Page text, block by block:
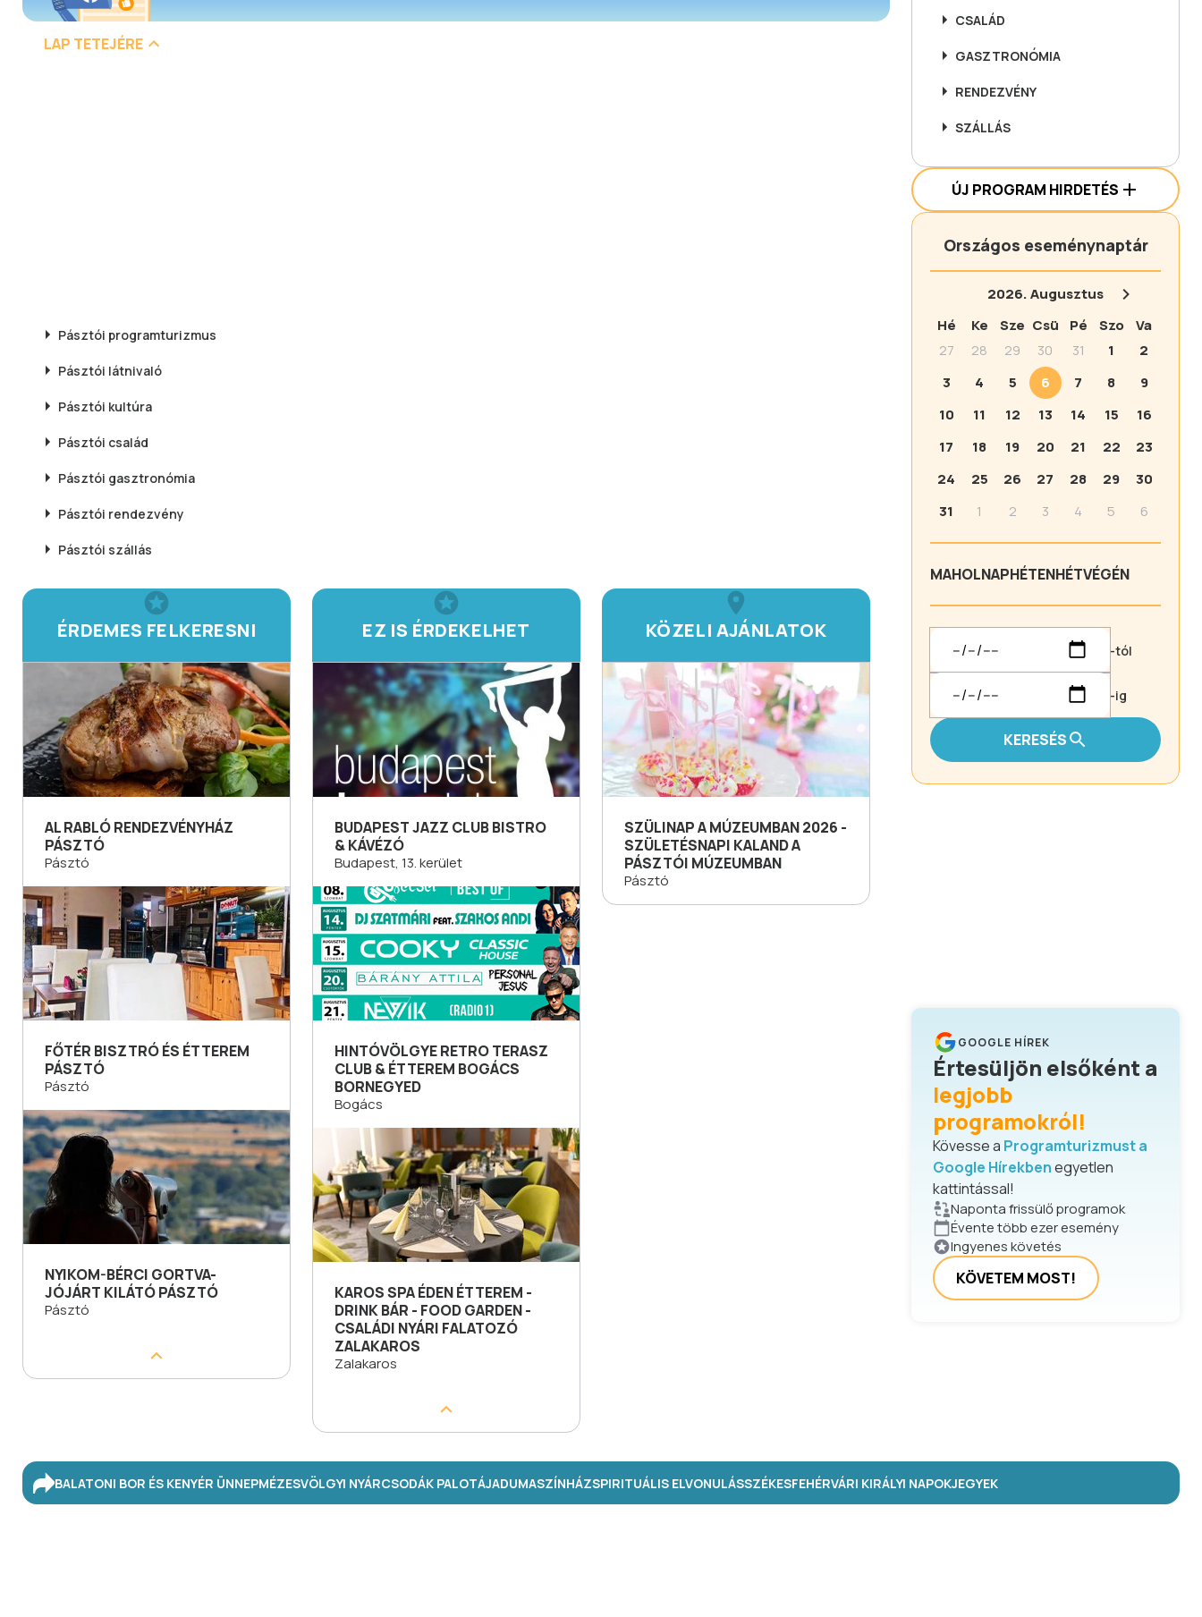
LAP TETEJÉRE
Pásztói programturizmus
Pásztói látnivaló
Pásztói kultúra
Pásztói család
Pásztói gasztronómia
Pásztói rendezvény
Pásztói szállás
ÉRDEMES FELKERESNI
AL RABLÓ RENDEZVÉNYHÁZ
PÁSZTÓ
Pásztó
FŐTÉR BISZTRÓ ÉS ÉTTEREM
PÁSZTÓ
Pásztó
NYIKOM-BÉRCI GORTVA-
JÓJÁRT KILÁTÓ PÁSZTÓ
Pásztó
EZ IS ÉRDEKELHET
BUDAPEST JAZZ CLUB BISTRO
& KÁVÉZÓ
Budapest, 13. kerület
HINTÓVÖLGYE RETRO TERASZ
CLUB & ÉTTEREM BOGÁCS
BORNEGYED
Bogács
KAROS SPA ÉDEN ÉTTEREM -
DRINK BÁR - FOOD GARDEN -
CSALÁDI NYÁRI FALATOZÓ
ZALAKAROS
Zalakaros
KÖZELI AJÁNLATOK
SZÜLINAP A MÚZEUMBAN 2026 -
SZÜLETÉSNAPI KALAND A
PÁSZTÓI MÚZEUMBAN
Pásztó
CSALÁD
GASZTRONÓMIA
RENDEZVÉNY
SZÁLLÁS
ÚJ PROGRAM HIRDETÉS
Országos eseménynaptár
2026.Augusztus
Hé
Ke Sze Csü Pé Szo
Va
27
28 29 30 31 1
2
3
4 5 6 7 8
9
10
11 12 13 14 15
16
17
18 19 20 21 22
23
24
25 26 27 28 29
30
31
1 2 3 4 5 6
MAHOLNAPHÉTENHÉTVÉGÉN
-tól
-ig
KERESÉS
GOOGLE HÍREK
Értesüljön elsőként a
legjobb
programokról!
Kövesse a Programturizmust a
Google Hírekbenegyetlen
kattintással!
Naponta frissülő programok
Évente több ezer esemény
Ingyenes követés
KÖVETEM MOST!
BALATONI BOR ÉS KENYÉR ÜNNEPMÉZESVÖLGYI NYÁRCSODÁK PALOTÁJADUMASZÍNHÁZSPIRITUÁLIS ELVONULÁSSZÉKESFEHÉRVÁRI KIRÁLYI NAPOKJEGYEK